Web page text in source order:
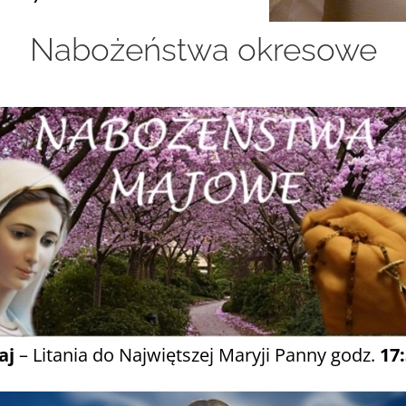
Nabożeństwa okresowe
– Litania do Najwiętszej Maryji Panny godz.